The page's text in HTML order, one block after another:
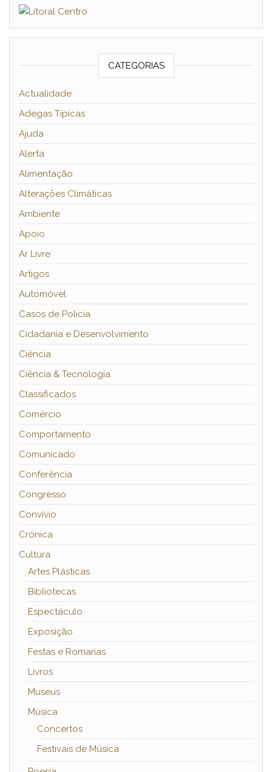
CATEGORIAS
Actualidade
Adegas Típicas
Ajuda
Alerta
Alimentação
Alterações Climáticas
Ambiente
Apoio
Ar Livre
Artigos
Automóvel
Casos de Polícia
Cidadania e Desenvolvimento
Ciência
Ciência & Tecnologia
Classificados
Comércio
Comportamento
Comunicado
Conferência
Congresso
Convívio
Crónica
Cultura
Artes Plásticas
Bibliotecas
Espectáculo
Exposição
Festas e Romarias
Livros
Museus
Música
Concertos
Festivais de Música